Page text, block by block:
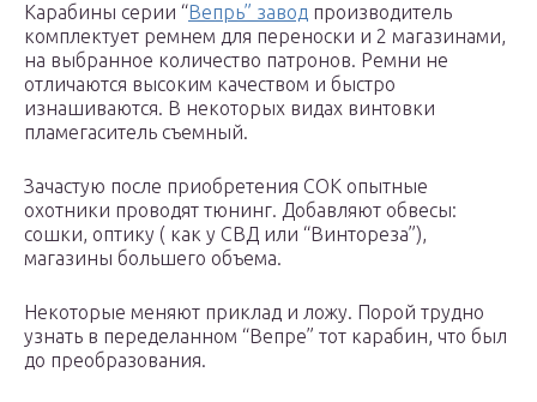
Карабины серии “Вепрь” завод производитель
комплектует ремнем для переноски и 2 магазинами,
на выбранное количество патронов. Ремни не
отличаются высоким качеством и быстро
изнашиваются. В некоторых видах винтовки
пламегаситель съемный.
Зачастую после приобретения СОК опытные
охотники проводят тюнинг. Добавляют обвесы:
сошки, оптику ( как у СВД или “Винтореза”),
магазины большего объема.
Некоторые меняют приклад и ложу. Порой трудно
узнать в переделанном “Вепре” тот карабин, что был
до преобразования.